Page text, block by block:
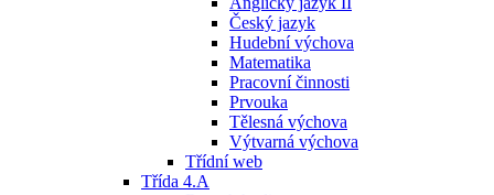
Český jazyk
Hudební výchova
Matematika
Pracovní činnosti
Prvouka
Tělesná výchova
Výtvarná výchova
Třídní web
Třída 4.A